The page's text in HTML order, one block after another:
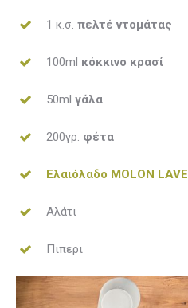
1 κ.σ. πελτέ ντομάτας
100ml κόκκινο κρασί
50ml γάλα
200γρ. φέτα
Ελαιόλαδο MOLON LAVE
Αλάτι
Πιπερι